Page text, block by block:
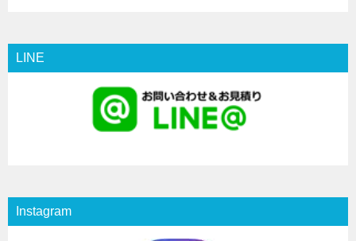
LINE
Instagram